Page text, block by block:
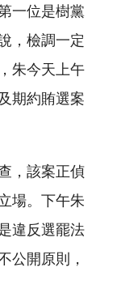
一位是樹黨
，檢調一定
朱今天上午
期約賄選案
，該案正偵
場。下午朱
違反選罷法
公開原則，